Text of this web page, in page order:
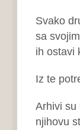
Svako
sa
ih ostavi
Iz te
Arhivi su
njihovu